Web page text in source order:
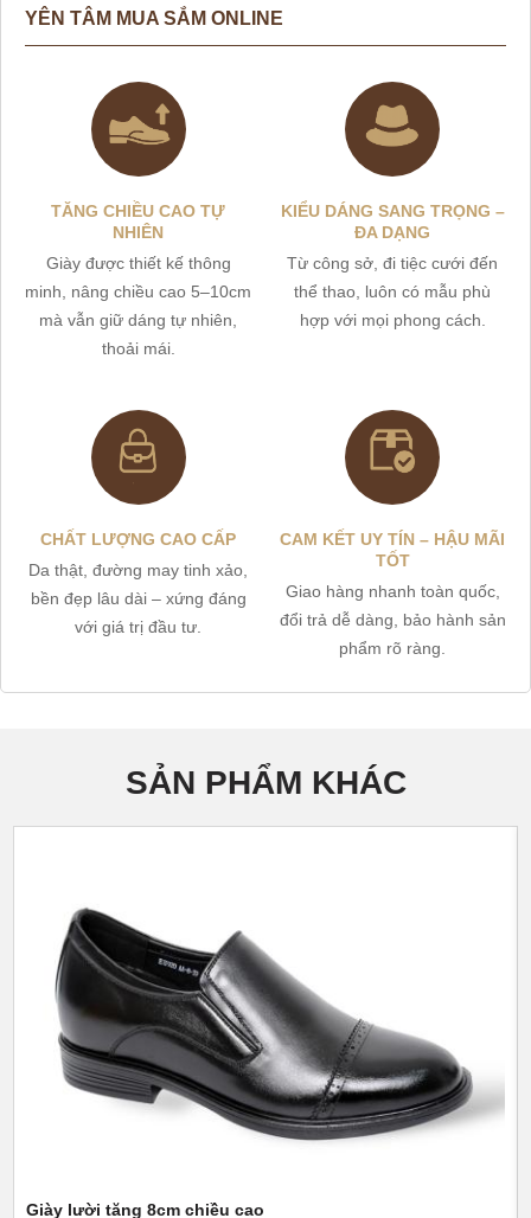
YÊN TÂM MUA SẮM ONLINE
TĂNG CHIỀU CAO TỰ
NHIÊN
Giày được thiết kế thông
minh, nâng chiều cao 5–10cm
mà vẫn giữ dáng tự nhiên,
thoải mái.
KIỂU DÁNG SANG TRỌNG –
ĐA DẠNG
Từ công sở, đi tiệc cưới đến
thể thao, luôn có mẫu phù
hợp với mọi phong cách.
CHẤT LƯỢNG CAO CẤP
Da thật, đường may tinh xảo,
bền đẹp lâu dài – xứng đáng
với giá trị đầu tư.
CAM KẾT UY TÍN – HẬU MÃI
TỐT
Giao hàng nhanh toàn quốc,
đổi trả dễ dàng, bảo hành sản
phẩm rõ ràng.
SẢN PHẨM KHÁC
Giày lười tăng 8cm chiều cao